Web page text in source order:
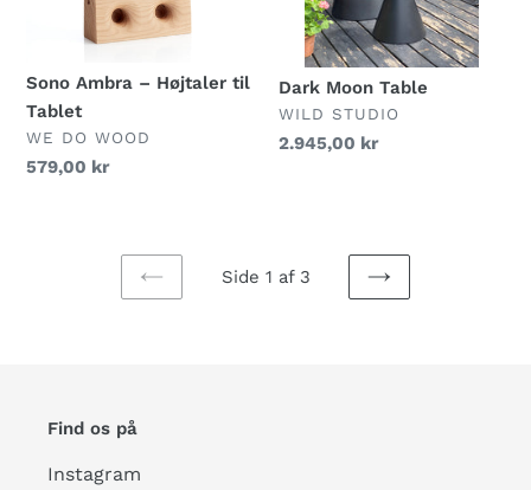
Sono Ambra – Højtaler til
Tablet
FORHANDLER
WE DO WOOD
Normalpris
579,00 kr
Dark Moon Table
FORHANDLER
WILD STUDIO
Normalpris
2.945,00 kr
FORRIGE
Side 1 af 3
NÆSTE
Find os på
Instagram